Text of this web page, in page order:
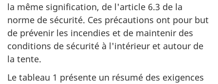
la même signification, de l'article 6.3 de la
norme de sécurité. Ces précautions ont pour but
de prévenir les incendies et de maintenir des
conditions de sécurité à l'intérieur et autour de
la tente.
Le tableau 1 présente un résumé des exigences